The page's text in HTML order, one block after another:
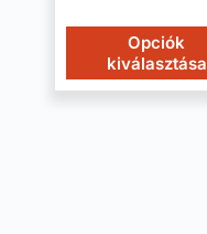
Opciók
kiválasztása